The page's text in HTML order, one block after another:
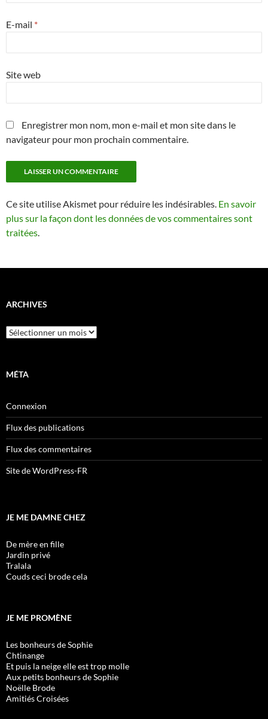
E-mail *
Site web
Enregistrer mon nom, mon e-mail et mon site dans le
navigateur pour mon prochain commentaire.
Ce site utilise Akismet pour réduire les indésirables. En savoir
plus sur la façon dont les données de vos commentaires sont
traitées.
ARCHIVES
Archives
MÉTA
Connexion
Flux des publications
Flux des commentaires
Site de WordPress-FR
JE ME DAMNE CHEZ
De mère en fille
Jardin privé
Tralala
Couds ceci brode cela
JE ME PROMÈNE
Les bonheurs de Sophie
Chtinange
Et puis la neige elle est trop molle
Aux petits bonheurs de Sophie
Noëlle Brode
Amitiés Croisées